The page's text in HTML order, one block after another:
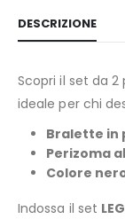
DESCRIZIONE
Scopri il set da 2
ideale per chi
Bralette in
Perizoma
Colore
Indossa il set